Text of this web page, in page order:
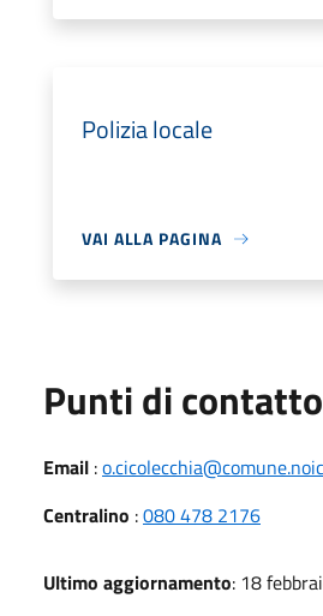
Polizia locale
VAI ALLA PAGINA
Punti di contatto
Email :
Centralino :080 478 2176
Ultimo aggiornamento: 18